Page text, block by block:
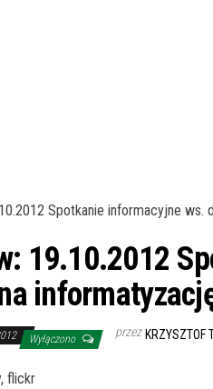
19.10.2012
Wyłączono przez KRZYSZTOF
flickr